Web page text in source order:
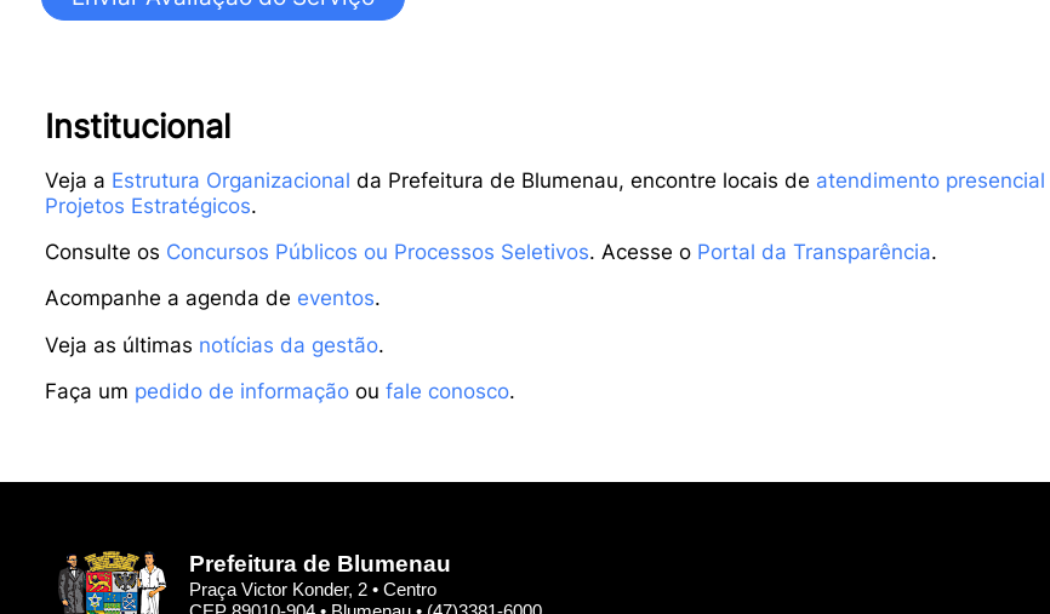
Institucional
Veja a Estrutura Organizacional da Prefeitura de Blumenau, encontre locais de atendimento presencial
Projetos Estratégicos.
Consulte os Concursos Públicos ou Processos Seletivos. Acesse o Portal da Transparência.
Acompanhe a agenda de eventos.
Veja as últimas notícias da gestão.
Faça um pedido de informação ou fale conosco.
Prefeitura de Blumenau
Praça Victor Konder, 2 • Centro